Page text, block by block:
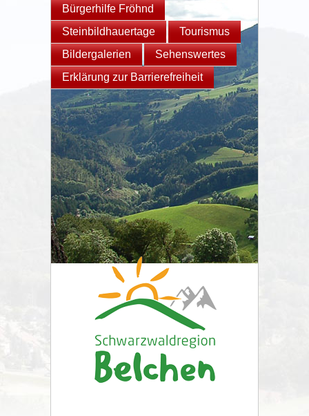
Bürgerhilfe Fröhnd
Steinbildhauertage
Tourismus
Bildergalerien
Sehenswertes
Erklärung zur Barrierefreiheit